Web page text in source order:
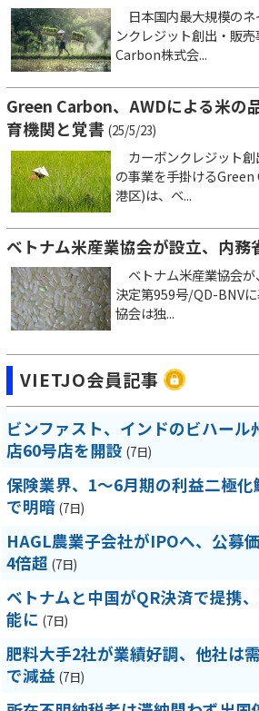
日本国内最大規模の
ンクレジット創出・販
Carbon株式会...
Green Carbon、AWDによる米の
育機関と覚書 (25/5/23)
カーボンクレジット
の事業を手掛ける
港区)は、ベ...
ベトナム米産業協会が設立、内務
ベトナム米産業協会
決定第959号/QD-BNV
協会は独...
VIETJO会員記事
ビンファスト、インドのビハー
店60号店を開設 (7日)
保険業界、1～6月期の利益二極
で明暗 (7日)
HAGL農業子会社がIPOへ、公募
4倍超 (7日)
ベトナムと中国がQR決済で提携
能に (7日)
肥料大手2社が業績好調、他社は
で減益 (7日)